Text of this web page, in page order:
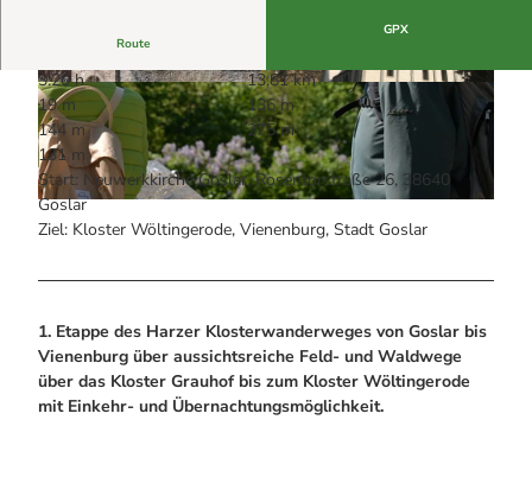
Noch lange nicht Schicht im Schacht
Wanderführer Jörg Kühnhold
Informationen für Gastgeberinnen
Kulinarik
Einkaufen
Webcams
© Berthold Batram, Harz: Magische Gebirgswelt |
© Günter Jentsch, Harzer Klöster |CC-BY
© Maja Baumgarten, Harz: Magische Gebirgswe
lt
Route
GPX
3:20 h
13,81 km
19 m
136 m
144 m
275 m
131 m
Start: Neuwerkkirche Goslar, Rosentorstraße 26, 38640
Goslar
Ziel: Kloster Wöltingerode, Vienenburg, Stadt Goslar
1. Etappe des Harzer Klosterwanderweges von Goslar bis
Vienenburg über aussichtsreiche Feld- und Waldwege
über das Kloster Grauhof bis zum Kloster Wöltingerode
mit Einkehr- und Übernachtungsmöglichkeit.